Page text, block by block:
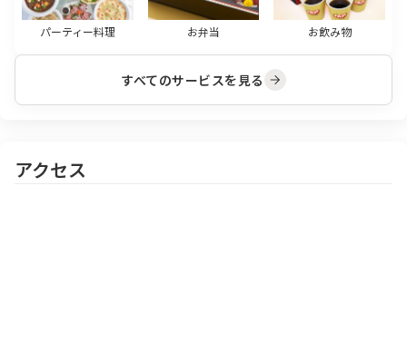
パーティー料理 お弁当 お飲み物
すべてのサービスを見る
アクセス